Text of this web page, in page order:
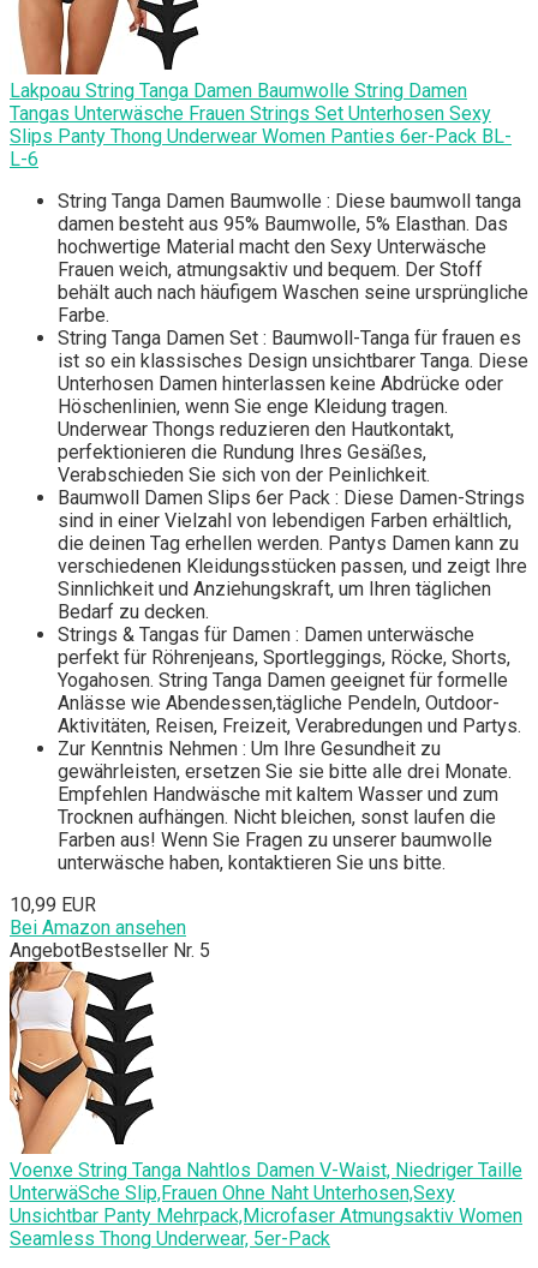
Lakpoau String Tanga Damen Baumwolle String Damen
Tangas Unterwäsche Frauen Strings Set Unterhosen Sexy
Slips Panty Thong Underwear Women Panties 6er-Pack BL-
L-6
String Tanga Damen Baumwolle : Diese baumwoll tanga
damen besteht aus 95% Baumwolle, 5% Elasthan. Das
hochwertige Material macht den Sexy Unterwäsche
Frauen weich, atmungsaktiv und bequem. Der Stoff
behält auch nach häufigem Waschen seine ursprüngliche
Farbe.
String Tanga Damen Set : Baumwoll-Tanga für frauen es
ist so ein klassisches Design unsichtbarer Tanga. Diese
Unterhosen Damen hinterlassen keine Abdrücke oder
Höschenlinien, wenn Sie enge Kleidung tragen.
Underwear Thongs reduzieren den Hautkontakt,
perfektionieren die Rundung Ihres Gesäßes,
Verabschieden Sie sich von der Peinlichkeit.
Baumwoll Damen Slips 6er Pack : Diese Damen-Strings
sind in einer Vielzahl von lebendigen Farben erhältlich,
die deinen Tag erhellen werden. Pantys Damen kann zu
verschiedenen Kleidungsstücken passen, und zeigt Ihre
Sinnlichkeit und Anziehungskraft, um Ihren täglichen
Bedarf zu decken.
Strings & Tangas für Damen : Damen unterwäsche
perfekt für Röhrenjeans, Sportleggings, Röcke, Shorts,
Yogahosen. String Tanga Damen geeignet für formelle
Anlässe wie Abendessen,tägliche Pendeln, Outdoor-
Aktivitäten, Reisen, Freizeit, Verabredungen und Partys.
Zur Kenntnis Nehmen : Um Ihre Gesundheit zu
gewährleisten, ersetzen Sie sie bitte alle drei Monate.
Empfehlen Handwäsche mit kaltem Wasser und zum
Trocknen aufhängen. Nicht bleichen, sonst laufen die
Farben aus! Wenn Sie Fragen zu unserer baumwolle
unterwäsche haben, kontaktieren Sie uns bitte.
10,99 EUR
Bei Amazon ansehen
AngebotBestseller Nr. 5
Voenxe String Tanga Nahtlos Damen V-Waist, Niedriger Taille
UnterwäSche Slip,Frauen Ohne Naht Unterhosen,Sexy
Unsichtbar Panty Mehrpack,Microfaser Atmungsaktiv Women
Seamless Thong Underwear, 5er-Pack